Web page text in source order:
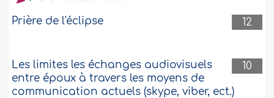
12
Prière de l'éclipse
10
Les limites les échanges audiovisuels
entre époux à travers les moyens de
communication actuels (skype, viber, ect.)